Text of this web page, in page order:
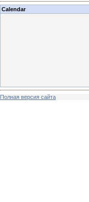
Calendar
Полная версия сайта